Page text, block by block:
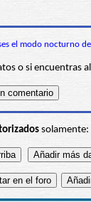
el modo nocturno
o si encuentras
solamente: